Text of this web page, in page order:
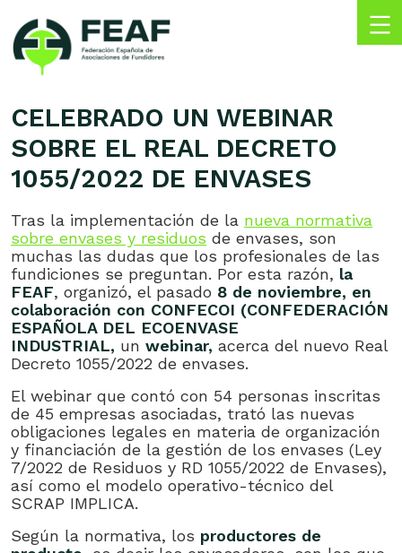
content
Española
de
Asociaciones
de
Fundidores
CELEBRADO UN WEBINAR
SOBRE EL REAL DECRETO
1055/2022 DE ENVASES
Tras la implementación de la nueva normativa
sobre envases y residuos de envases, son
muchas las dudas que los profesionales de las
fundiciones se preguntan. Por esta razón, la
FEAF, organizó, el pasado 8 de noviembre, en
colaboración con CONFECOI (CONFEDERACIÓN
ESPAÑOLA DEL ECOENVASE
INDUSTRIAL, un webinar, acerca del nuevo Real
Decreto 1055/2022 de envases.
El webinar que contó con 54 personas inscritas
de 45 empresas asociadas, trató las nuevas
obligaciones legales en materia de organización
y financiación de la gestión de los envases (Ley
7/2022 de Residuos y RD 1055/2022 de Envases),
así como el modelo operativo-técnico del
SCRAP IMPLICA.
Según la normativa, los productores de